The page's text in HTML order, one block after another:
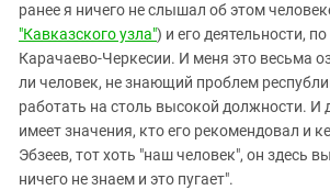
ранее я ничего не слышал об этом
"Кавказского узла") и его деятельности,
Карачаево-Черкесии. И меня это весьма
ли человек, не знающий проблем
работать на столь высокой должности. И
имеет значения, кто его рекомендовал и
Эбзеев, тот хоть "наш человек", он здесь
ничего не знаем и это пугает".